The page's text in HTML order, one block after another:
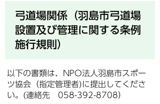
弓道場関係（羽島市弓道場
設置及び管理に関する条例
施行規則）
以下の書類は、NPO法人羽島市スポー
ツ協会（指定管理者)に提出してくださ
い。(連絡先 058-392-8708）